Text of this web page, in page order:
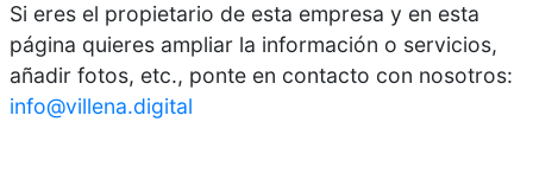
Si eres el propietario de esta empresa y en esta
página quieres ampliar la información o servicios,
añadir fotos, etc., ponte en contacto con nosotros:
info@villena.digital